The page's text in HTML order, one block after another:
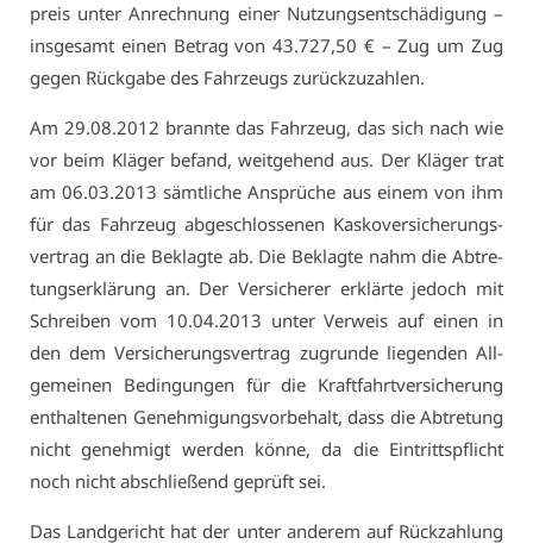
preis un­ter An­rech­nung ei­ner Nut­zungs­ent­schä­di­gung –
ins­ge­samt ei­nen Be­trag von 43.727,50 € – Zug um Zug
ge­gen Rück­ga­be des Fahr­zeugs zu­rück­zu­zah­len.
Am 29.08.2012 brann­te das Fahr­zeug, das sich nach wie
vor beim Klä­ger be­fand, weit­ge­hend aus. Der Klä­ger trat
am 06.03.2013 sämt­li­che An­sprü­che aus ei­nem von ihm
für das Fahr­zeug ab­ge­schlos­se­nen Kas­ko­ver­si­che­rungs­
ver­trag an die Be­klag­te ab. Die Be­klag­te nahm die Ab­tre­
tungs­er­klä­rung an. Der Ver­si­che­rer er­klär­te je­doch mit
Schrei­ben vom 10.04.2013 un­ter Ver­weis auf ei­nen in
den dem Ver­si­che­rungs­ver­trag zu­grun­de lie­gen­den All­
ge­mei­nen Be­din­gun­gen für die Kraft­fahrt­ver­si­che­rung
ent­hal­te­nen Ge­neh­mi­gungs­vor­be­halt, dass die Ab­tre­tung
nicht ge­neh­migt wer­den kön­ne, da die Ein­tritts­pflicht
noch nicht ab­schlie­ßend ge­prüft sei.
Das Land­ge­richt hat der un­ter an­de­rem auf Rück­zah­lung